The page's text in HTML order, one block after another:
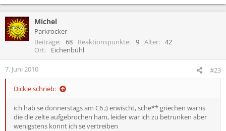
Michel
Parkrocker
Beiträge
68 Reaktionspunkte 9 Alter
42
Ort
Eichenbühl
7. Juni 2010 #23
Dickie schrieb:
ich hab se donnerstags am C6 ;) erwischt, sche** griechen warns
die die zelte aufgebrochen ham, leider war ich zu betrunken aber
wenigstens konnt ich se vertreiben